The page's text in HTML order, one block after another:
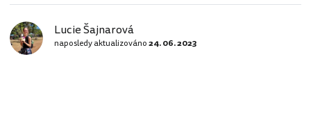
Lucie Šajnarová
naposledy aktualizováno24. 06. 2023